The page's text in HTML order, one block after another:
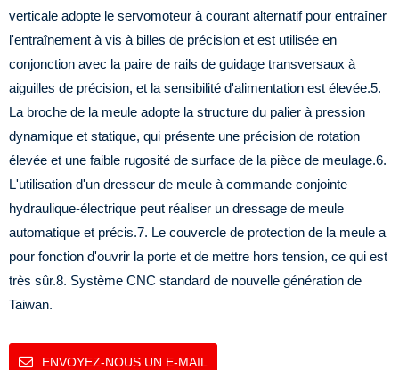
verticale adopte le servomoteur à courant alternatif pour entraîner
l'entraînement à vis à billes de précision et est utilisée en
conjonction avec la paire de rails de guidage transversaux à
aiguilles de précision, et la sensibilité d'alimentation est élevée.5.
La broche de la meule adopte la structure du palier à pression
dynamique et statique, qui présente une précision de rotation
élevée et une faible rugosité de surface de la pièce de meulage.6.
L'utilisation d'un dresseur de meule à commande conjointe
hydraulique-électrique peut réaliser un dressage de meule
automatique et précis.7. Le couvercle de protection de la meule a
pour fonction d'ouvrir la porte et de mettre hors tension, ce qui est
très sûr.8. Système CNC standard de nouvelle génération de
Taiwan.
ENVOYEZ-NOUS UN E-MAIL